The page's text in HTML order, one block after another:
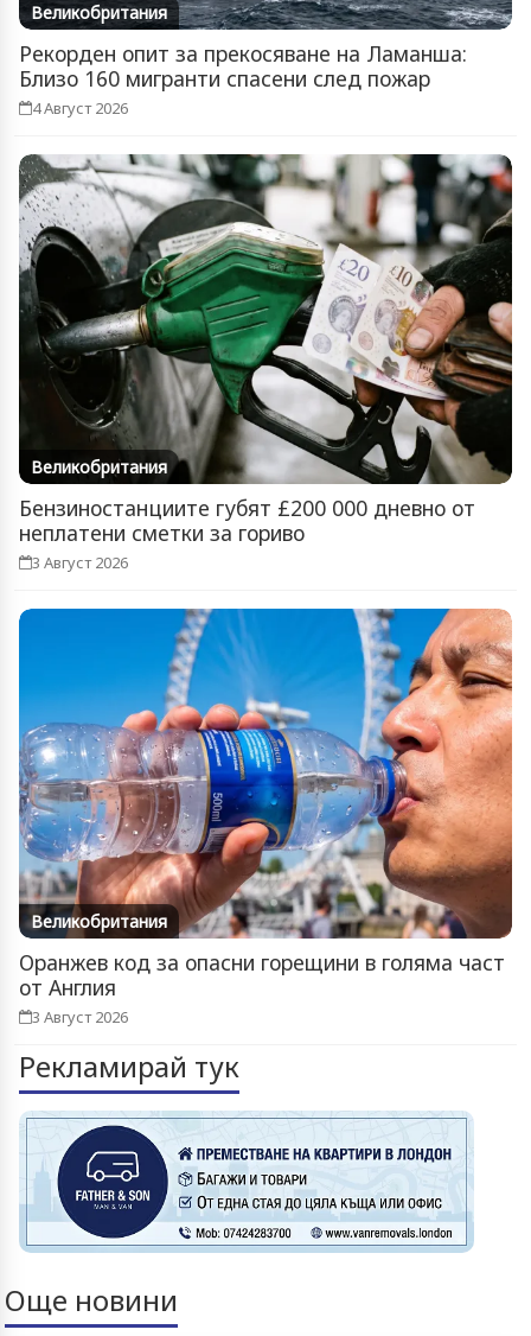
Великобритания
Рекорден опит за прекосяване на Ламанша:
Близо 160 мигранти спасени след пожар
4 Август 2026
Великобритания
Бензиностанциите губят £200 000 дневно от
неплатени сметки за гориво
3 Август 2026
Великобритания
Оранжев код за опасни горещини в голяма част
от Англия
3 Август 2026
Рекламирай тук
Още новини